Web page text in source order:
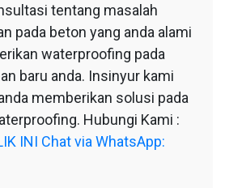
tentang masalah
pada beton yang anda alami
waterproofing pada
baru anda. Insinyur kami
memberikan solusi pada
Hubungi Kami :
INI Chat via WhatsApp: